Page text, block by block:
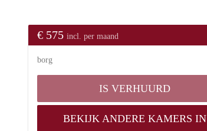
€ 575 incl. per maand
borg
IS VERHUURD
BEKIJK ANDERE KAMERS IN